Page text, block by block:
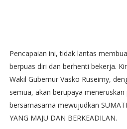
Pencapaian ini, tidak lantas
berpuas diri dan berhenti bekerja.
Wakil Gubernur Vasko Ruseimy,
semua, akan berupaya
bersamasama mewujudkan
YANG MAJU DAN BERKEADILAN.